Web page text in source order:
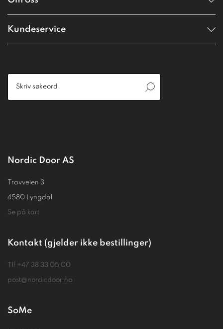
Kundeservice
Nordic Door AS
Travveien 3
4580 Lyngdal
Se på kart
Kontakt (gjelder ikke bestillinger)
Tlf +47 38 33 05 00
post@nordicdoor.no
SoMe